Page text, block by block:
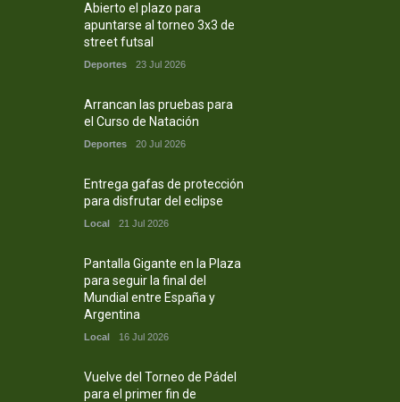
Abierto el plazo para
apuntarse al torneo 3x3 de
street futsal
Deportes 23 Jul 2026
Arrancan las pruebas para
el Curso de Natación
Deportes 20 Jul 2026
Entrega gafas de protección
para disfrutar del eclipse
Local 21 Jul 2026
Pantalla Gigante en la Plaza
para seguir la final del
Mundial entre España y
Argentina
Local 16 Jul 2026
Vuelve del Torneo de Pádel
para el primer fin de